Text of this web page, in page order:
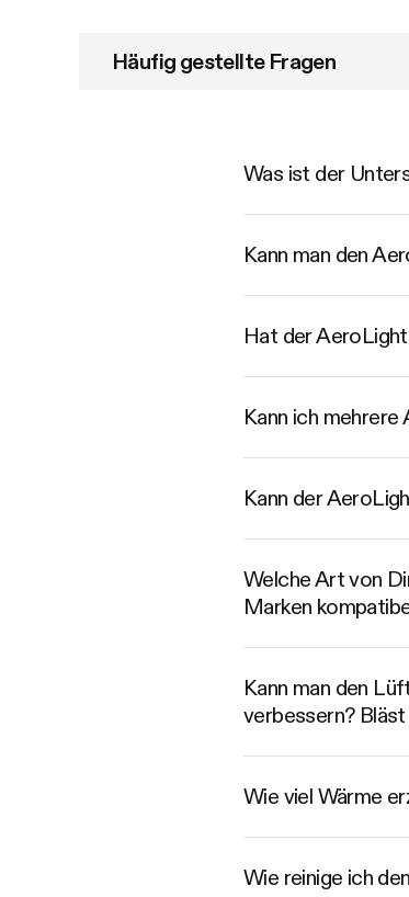
Häufig gestellte Fragen
Was ist der
Kann man den
Hat der
Kann ich
Kann der
Welche Art von
Marken
Kann man den
verbessern?
Wie viel Wärme
Wie reinige ich